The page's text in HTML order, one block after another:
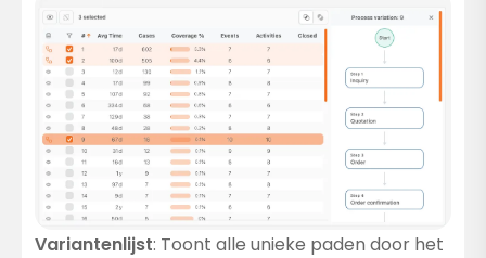
Variantenlijst: Toont alle unieke paden door het